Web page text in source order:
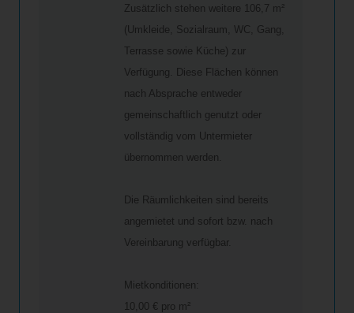
Zusätzlich stehen weitere 106,7 m²
(Umkleide, Sozialraum, WC, Gang,
Terrasse sowie Küche) zur
Verfügung. Diese Flächen können
nach Absprache entweder
gemeinschaftlich genutzt oder
vollständig vom Untermieter
übernommen werden.
Die Räumlichkeiten sind bereits
angemietet und sofort bzw. nach
Vereinbarung verfügbar.
Mietkonditionen:
10,00 € pro m²